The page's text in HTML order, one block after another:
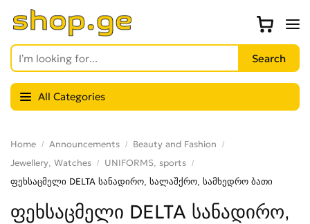
All Categories
Home Announcements
Beauty and Fashion
Jewellery, Watches
UNIFORMS, sports
ფეხსაცმელი DELTA სანადირო, სალაშქრო, სამხედრო ბათი
ფეხსაცმელი DELTA სანადირო,